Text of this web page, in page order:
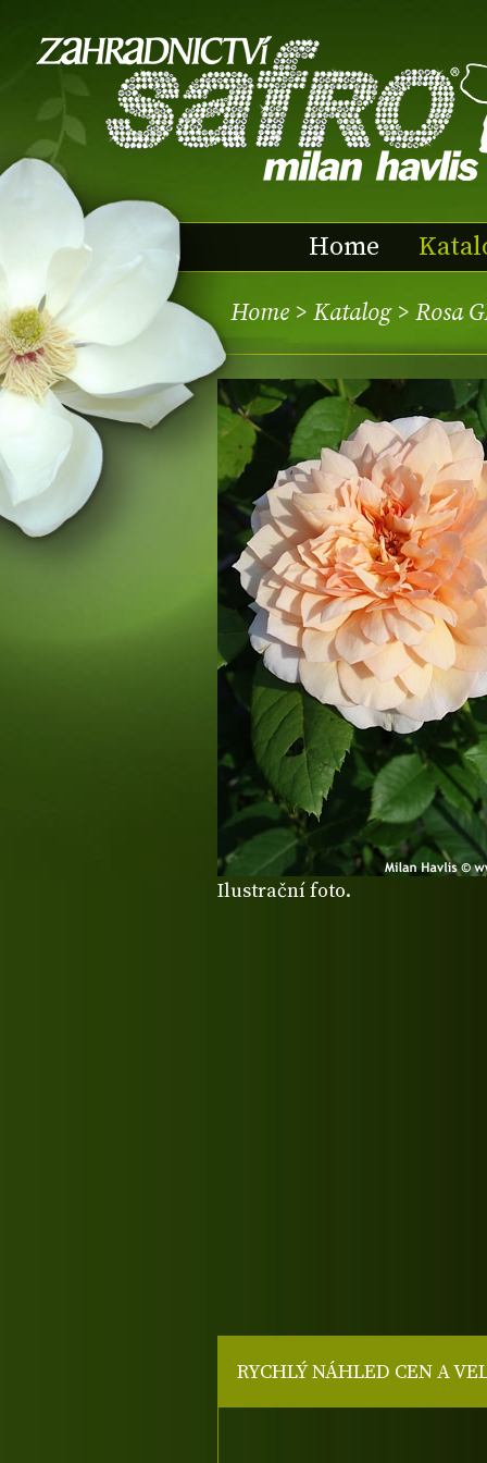
Home
Home > Katalog> Rosa
Ilustrační foto.
RYCHLÝ NÁHLED CEN A